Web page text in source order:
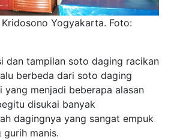
Yogyakarta. Foto:
dan tampilan soto daging racikan
berbeda dari soto daging
yang menjadi beberapa alasan
disukai banyak
dagingnya yang sangat empuk
gurih manis.